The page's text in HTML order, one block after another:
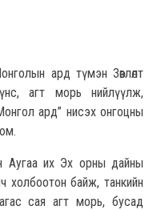
ард түмэн Зөвлөлт
агт морь нийлүүлж,
ард” нисэх онгоцны
Аугаа их Эх орны дайны
холбоотон байж, танкийн
сая агт морь, бусад